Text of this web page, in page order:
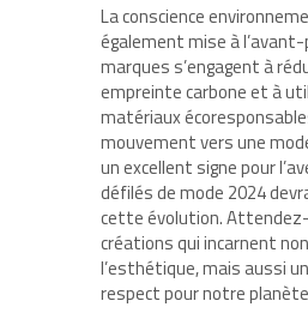
La conscience
également mise à
marques s’engagent à
empreinte carbone et à
matériaux
mouvement vers une
un excellent signe pour
défilés de mode 2024
cette évolution.
créations qui incarnent
l’esthétique, mais aussi
respect pour notre